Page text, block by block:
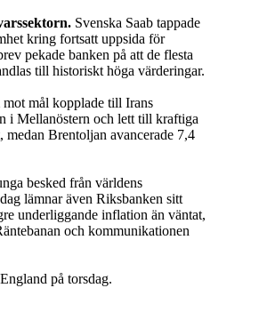
Svenska Saab tappade
kring fortsatt uppsida för
pekade banken på att de flesta
till historiskt höga värderingar.
mot mål kopplade till Irans
i Mellanöstern och lett till kraftiga
Brentoljan avancerade 7,4
besked från världens
lämnar även Riksbanken sitt
underliggande inflation än väntat,
och kommunikationen
på torsdag.